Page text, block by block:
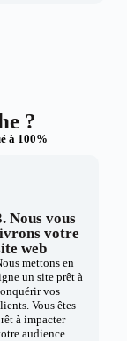
?
à 100%
Nous vous
votre
web
mettons en
un site prêt à
vos
Vous êtes
à impacter
audience.